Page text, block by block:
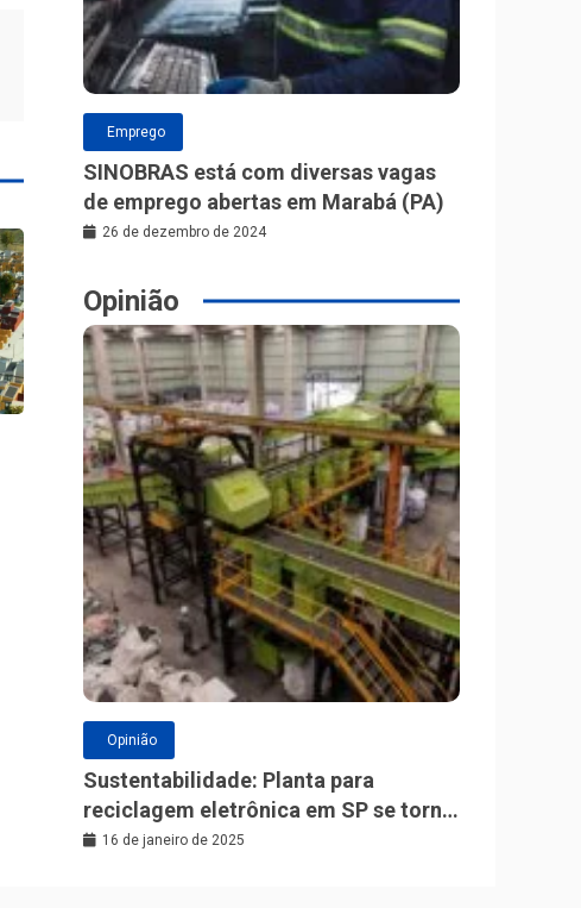
Emprego
SINOBRAS está com diversas vagas
de emprego abertas em Marabá (PA)
26 de dezembro de 2024
Opinião
Opinião
Sustentabilidade: Planta para
reciclagem eletrônica em SP se torna
a maior da América Latina
16 de janeiro de 2025